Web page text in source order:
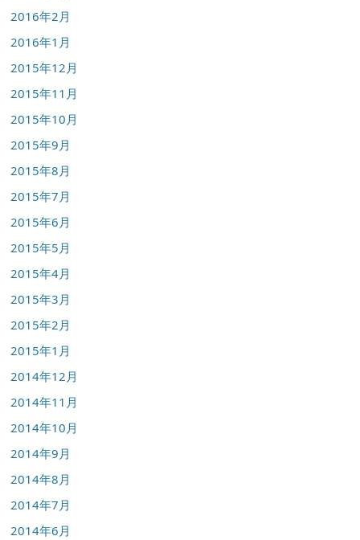
2016年2月
2016年1月
2015年12月
2015年11月
2015年10月
2015年9月
2015年8月
2015年7月
2015年6月
2015年5月
2015年4月
2015年3月
2015年2月
2015年1月
2014年12月
2014年11月
2014年10月
2014年9月
2014年8月
2014年7月
2014年6月